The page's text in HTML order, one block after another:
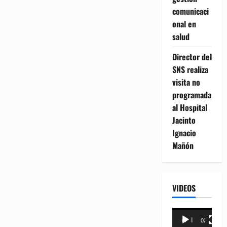
comunicaci
onal en
salud
Director del
SNS realiza
visita no
programada
al Hospital
Jacinto
Ignacio
Mañón
VIDEOS
Reproductor
00:00 02:18